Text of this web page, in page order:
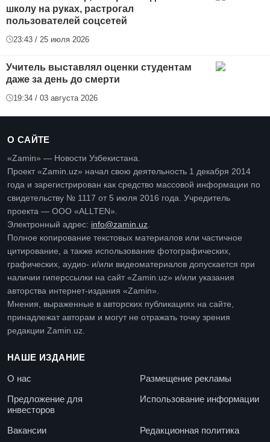
школу на руках, растрогал
пользователей соцсетей
23:43 / 25 июля 2026
Учитель выставлял оценки студентам
даже за день до смерти
19:34 / 03 августа 2026
О САЙТЕ
«Zamin» — Новости Узбекистана.
Проект «Zamin.uz» начал свою деятельность 1 декабря 2014
года и зарегистрирован как средство массовой информации по
свидетельству № 1117 от 5 июля 2016 года. Учредитель
проекта — ООО «ALLTEN».
Электронный адрес: info@zamin.uz
Полное копирование текстовых материалов или частичное
цитирование, а также использование фотографических,
графических, аудио- и/или видеоматериалов допускается при
наличии гиперссылки на сайт «Zamin.uz» и/или указания
авторства интернет-издания «Zamin».
Мнения, выраженные в авторских публикациях на сайте,
принадлежат авторам и могут не отражать точку зрения
редакции Zamin.uz.
НАШЕ ИЗДАНИЕ
О нас
Размещение рекламы
Предложение для
инвесторов
Использование информации
Вакансии Редакционная политика